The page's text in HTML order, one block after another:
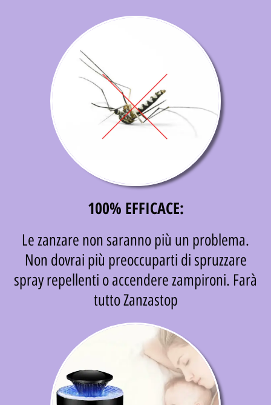
100% EFFICACE:
Le zanzare non saranno più un problema.
Non dovrai più preoccuparti di spruzzare
spray repellenti o accendere zampironi. Farà
tutto Zanzastop